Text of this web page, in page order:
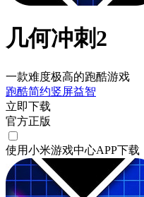
几何冲刺2
一款难度极高的跑酷游戏
跑酷简约竖屏益智
立即下载
官方正版
使用小米游戏中心APP下载